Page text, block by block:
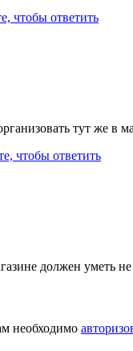
чтобы ответить
тут же в
чтобы ответить
должен уметь
необходимо